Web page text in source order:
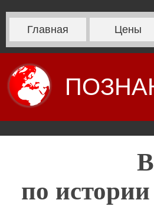
Главная Цены
по